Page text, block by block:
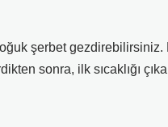
şerbet
sonra, ilk sıcaklığı